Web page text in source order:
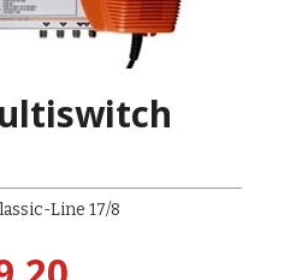
Line 17/8